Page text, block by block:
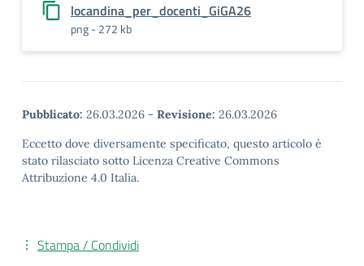
locandina_per_docenti_GiGA26
png - 272 kb
Pubblicato: 26.03.2026 - Revisione: 26.03.2026
Eccetto dove diversamente specificato, questo articolo è
stato rilasciato sotto Licenza Creative Commons
Attribuzione 4.0 Italia.
Stampa / Condividi